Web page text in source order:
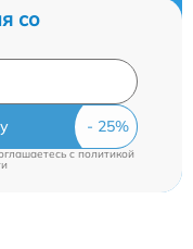
со
cполитикой